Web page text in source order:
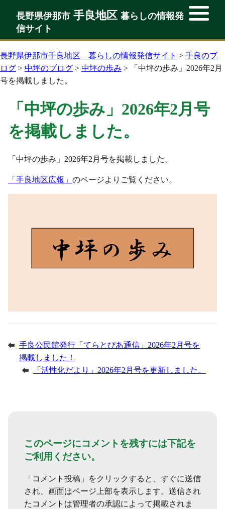
長野県伊那市 手良地区 暮らしの情報発
信サイト
長野県伊那市 手良地区 暮らしの情報発
信サイト
長野県伊那市手良地区 暮らしの情報発信サイト > 手良のブ
ログ > 中坪のブログ > 中坪の歩み >
「中坪の歩み」2026年2月
号を掲載しました。
「中坪の歩み」2026年2月号
を掲載しました。
「中坪の歩み」2026年2月号を掲載しました。
「手良地区広報」 のページよりご覧ください。
手良公民館発行「てらとぴあ通信」2026年2月号を
掲載しました！
「活性化だより」2026年2月号を更新しました。
このページにコメントを残すには下記を
ご利用ください。
「コメント投稿」をクリックすると、すぐに送信
され、画面はページ上部を表示します。送信され
たコメントは管理者の承認によって掲載されま